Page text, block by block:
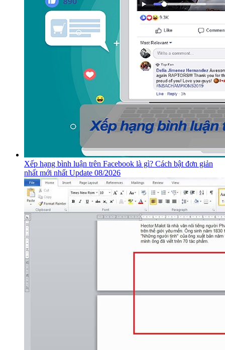
Xếp hạng bình luận trên Facebook là gì? Cách bật đơn giản
nhất mới nhất Update 08/2026